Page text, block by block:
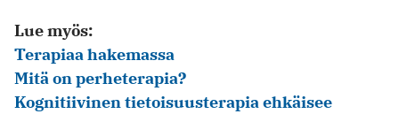
Lue myös:
Terapiaa hakemassa
Mitä on perheterapia?
Kognitiivinen tietoisuusterapia ehkäisee